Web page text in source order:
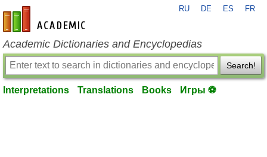
en-academic.com
RU DE ES FR
Academic Dictionaries and Encyclopedias
Search!
Interpretations Translations Books Игры ⚽